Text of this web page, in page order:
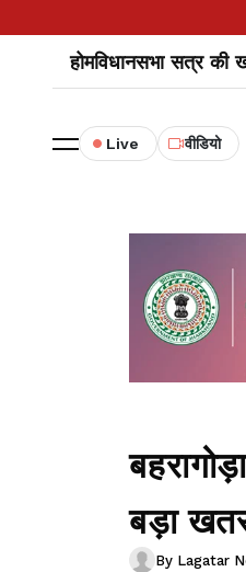
होमविधानसभा सत्र की
Live वीडियो
बड़ा
By Lagatar